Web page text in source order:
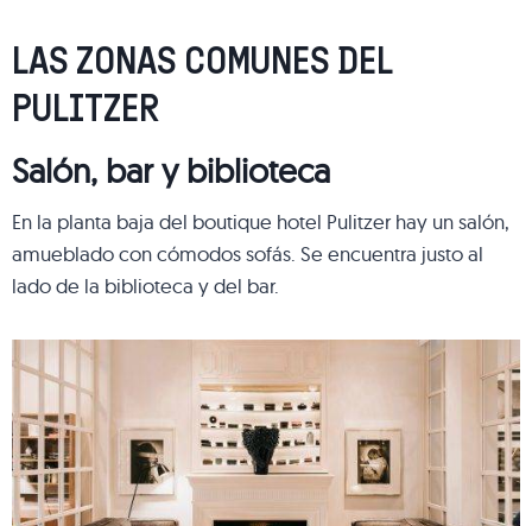
LAS ZONAS COMUNES DEL
PULITZER
Salón, bar y biblioteca
En la planta baja del boutique hotel Pulitzer hay un salón,
amueblado con cómodos sofás. Se encuentra justo al
lado de la biblioteca y del bar.